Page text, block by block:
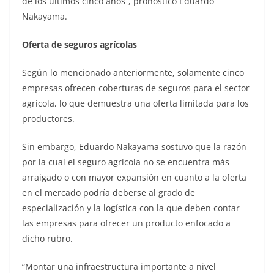
Nakayama.
Oferta de seguros agrícolas
Según lo mencionado anteriormente, solamente cinco
empresas ofrecen coberturas de seguros para el sector
agrícola, lo que demuestra una oferta limitada para los
productores.
Sin embargo, Eduardo Nakayama sostuvo que la razón
por la cual el seguro agrícola no se encuentra más
arraigado o con mayor expansión en cuanto a la oferta
en el mercado podría deberse al grado de
especialización y la logística con la que deben contar
las empresas para ofrecer un producto enfocado a
dicho rubro.
“Montar una infraestructura importante a nivel